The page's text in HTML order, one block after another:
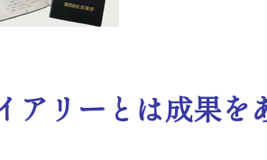
アリーとは成果を